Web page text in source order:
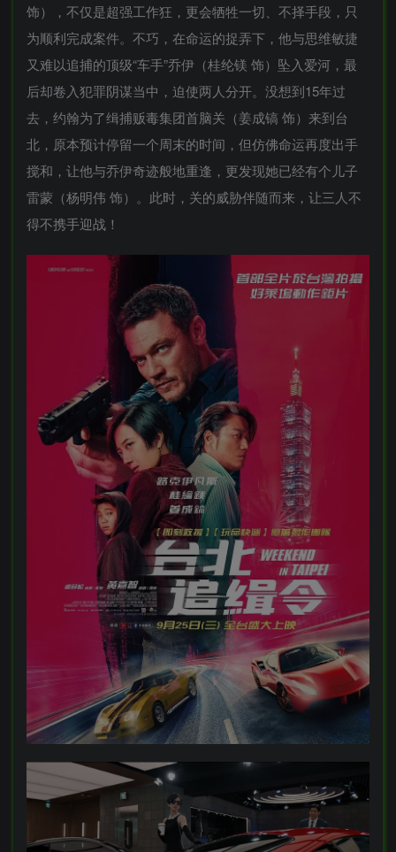
饰），不仅是超强工作狂，更会牺牲一切、不择手段，只
为顺利完成案件。不巧，在命运的捉弄下，他与思维敏捷
又难以追捕的顶级“车手”乔伊（桂纶镁 饰）坠入爱河，最
后却卷入犯罪阴谋当中，迫使两人分开。没想到15年过
去，约翰为了缉捕贩毒集团首脑关（姜成镐 饰）来到台
北，原本预计停留一个周末的时间，但仿佛命运再度出手
搅和，让他与乔伊奇迹般地重逢，更发现她已经有个儿子
雷蒙（杨明伟 饰）。此时，关的威胁伴随而来，让三人不
得不携手迎战！